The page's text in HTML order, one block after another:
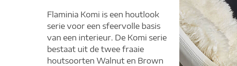
Flaminia Komi is een houtlook
serie voor een sfeervolle basis
van een interieur. De Komi serie
bestaat uit de twee fraaie
houtsoorten Walnut en Brown